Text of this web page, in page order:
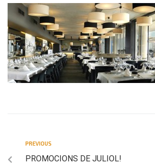
PREVIOUS
PROMOCIONS DE JULIOL!